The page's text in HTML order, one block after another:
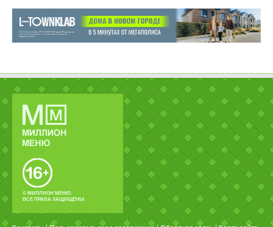
© МИЛЛИОН МЕНЮ.
ВСЕ ПРАВА ЗАЩИЩЕНЫ.